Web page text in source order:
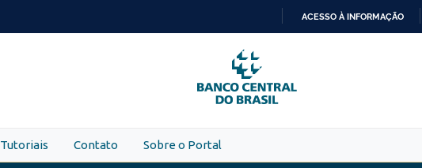
PARA
O
CONTEÚDO
ACESSO À INFORMAÇÃO
Tutoriais Contato Sobre o Portal